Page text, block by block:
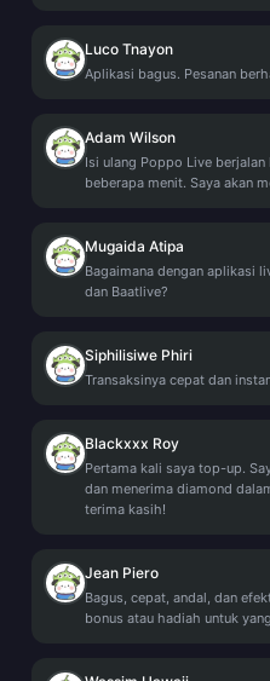
Luco Tnayon
Aplikasi bagus. Pesanan
Adam Wilson
Isi ulang Poppo Live berjalan
beberapa menit. Saya akan
Mugaida Atipa
Bagaimana dengan aplikasi
dan Baatlive?
Siphilisiwe Phiri
Transaksinya cepat dan
Blackxxx Roy
Pertama kali saya top-up.
dan menerima diamond
terima kasih!
Jean Piero
Bagus, cepat, andal, dan
bonus atau hadiah untuk